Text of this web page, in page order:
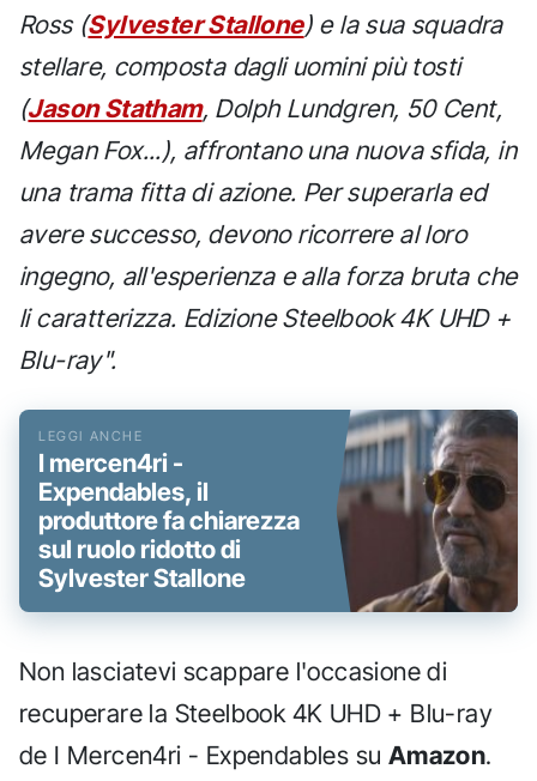
Ross (Sylvester Stallone) e la sua squadra
stellare, composta dagli uomini più tosti
(Jason Statham, Dolph Lundgren, 50 Cent,
Megan Fox...), affrontano una nuova sfida, in
una trama fitta di azione. Per superarla ed
avere successo, devono ricorrere al loro
ingegno, all'esperienza e alla forza bruta che
li caratterizza. Edizione Steelbook 4K UHD +
Blu-ray".
I mercen4ri -
Expendables, il
produttore fa chiarezza
sul ruolo ridotto di
Sylvester Stallone
Non lasciatevi scappare l'occasione di
recuperare la Steelbook 4K UHD + Blu-ray
de I Mercen4ri - Expendables su Amazon.